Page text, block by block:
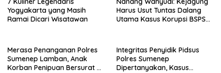
Yogyakarta yang Masih
Ramai Dicari Wisatawan
Harus Usut Tuntas Dalang
Utama Kasus Korupsi BSPS
Merasa Penanganan Polres
Sumenep Lamban, Anak
Korban Penipuan Bersurat ke
Integritas Penyidik Pidsus
Polres Sumenep
Dipertanyakan, Kasus